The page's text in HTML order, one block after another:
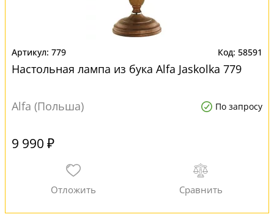
779 58591
Настольная лампа из бука Alfa Jaskolka 779
Alfa (Польша) По запросу
9 990 ₽